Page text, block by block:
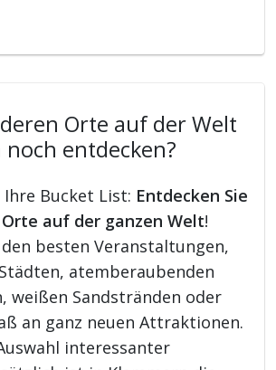
Orte auf der Welt
entdecken?
Ihre Bucket List: Entdecken Sie
auf der ganzen Welt!
den besten Veranstaltungen,
atemberaubenden
weißen Sandstränden oder
an ganz neuen Attraktionen.
interessanter